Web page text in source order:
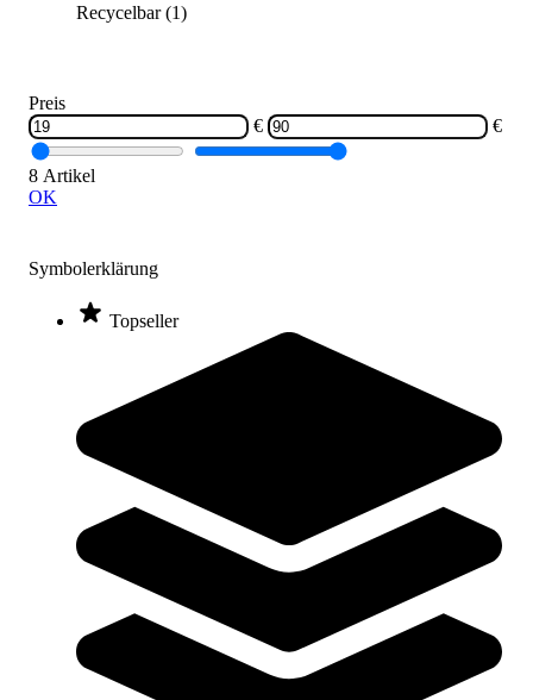
Recycelbar(1)
Preis
€
€
8 Artikel
OK
Symbolerklärung
Topseller
Zum Produkt
Noch 1 auf Lager
SALE
Schildkröt® Retro Skateboard Free Spirit Hurricane
39,95 €
Zum Produkt
Noch 3 auf Lager
SALE